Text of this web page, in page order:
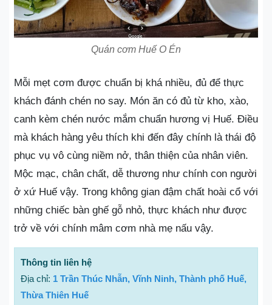
Quán cơm Huế O Én
Mỗi mẹt cơm được chuẩn bị khá nhiều, đủ để thực
khách đánh chén no say. Món ăn có đủ từ kho, xào,
canh kèm chén nước mắm chuẩn hương vị Huế. Điều
mà khách hàng yêu thích khi đến đây chính là thái độ
phục vụ vô cùng niềm nở, thân thiện của nhân viên.
Mộc mạc, chân chất, dễ thương như chính con người
ở xứ Huế vậy. Trong không gian đậm chất hoài cổ với
những chiếc bàn ghế gỗ nhỏ, thực khách như được
trở về với chính mâm cơm nhà mẹ nấu vậy.
Thông tin liên hệ
Địa chỉ: 1 Trần Thúc Nhẫn, Vĩnh Ninh, Thành phố Huế,
Thừa Thiên Huế